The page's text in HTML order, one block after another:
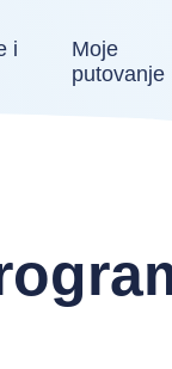
i
Moje
putovanje